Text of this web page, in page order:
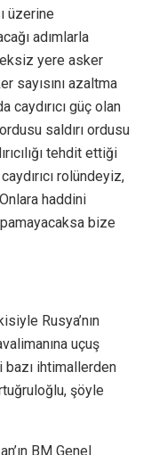
üzerine
adımlarla
yere asker
sayısını azaltma
caydırıcı güç olan
saldırı ordusu
tehdit ettiği
rolündeyiz,
haddini
bize
Rusya’nın
uçuş
ihtimallerden
şöyle
BM Genel